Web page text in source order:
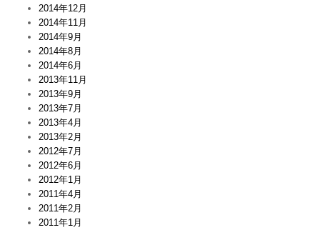
2014年12月
2014年11月
2014年9月
2014年8月
2014年6月
2013年11月
2013年9月
2013年7月
2013年4月
2013年2月
2012年7月
2012年6月
2012年1月
2011年4月
2011年2月
2011年1月